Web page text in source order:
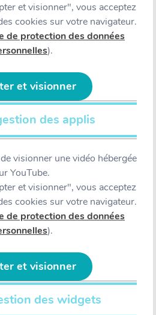
et visionner", vous acceptez
cookies sur votre navigateur.
de protection des données
).
et visionner
des applis
visionner une vidéo hébergée
YouTube.
et visionner", vous acceptez
cookies sur votre navigateur.
de protection des données
).
et visionner
des widgets